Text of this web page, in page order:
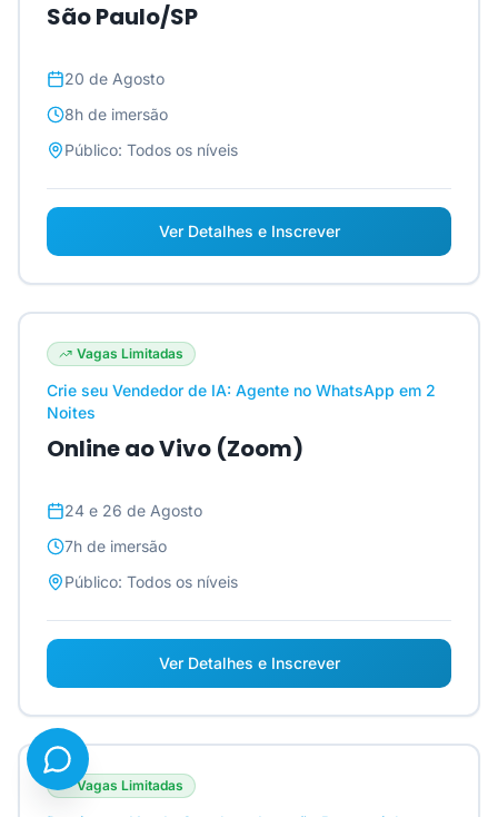
São Paulo/SP
20 de Agosto
8h de imersão
Público: Todos os níveis
Ver Detalhes e Inscrever
Vagas Limitadas
Crie seu Vendedor de IA: Agente no WhatsApp em 2
Noites
Online ao Vivo (Zoom)
24 e 26 de Agosto
7h de imersão
Público: Todos os níveis
Ver Detalhes e Inscrever
Vagas Limitadas